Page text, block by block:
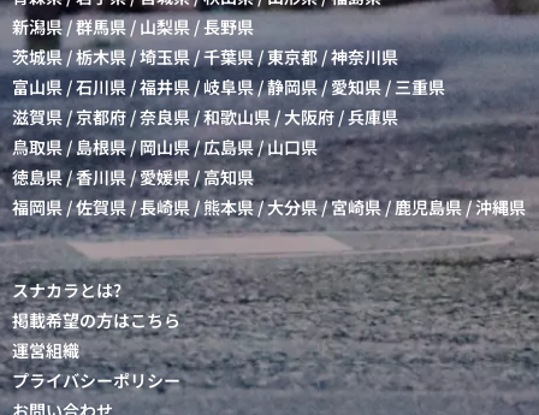
新潟県/群馬県 / 山梨県 /長野県
茨城県 /栃木県/埼玉県/千葉県/東京都 /神奈川県
富山県 /石川県 /福井県/岐阜県/静岡県/愛知県/三重県
滋賀県/京都府/奈良県 /和歌山県/大阪府 /兵庫県
鳥取県 / 島根県/岡山県/広島県/山口県
徳島県/香川県/愛媛県 /高知県
福岡県 /佐賀県 /長崎県/熊本県/大分県/宮崎県/鹿児島県/沖縄県
スナカラとは?
掲載希望の方はこちら
運営組織
プライバシーポリシー